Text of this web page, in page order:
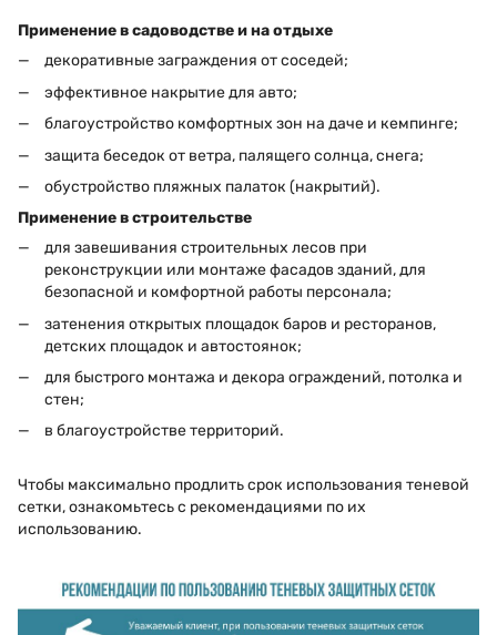
Применение в садоводстве и на отдыхе
декоративные заграждения от соседей;
эффективное накрытие для авто;
благоустройство комфортных зон на даче и кемпинге;
защита беседок от ветра, палящего солнца, снега;
обустройство пляжных палаток (накрытий).
Применение в строительстве
для завешивания строительных лесов при
реконструкции или монтаже фасадов зданий, для
безопасной и комфортной работы персонала;
затенения открытых площадок баров и ресторанов,
детских площадок и автостоянок;
для быстрого монтажа и декора ограждений, потолка и
стен;
в благоустройстве территорий.
Чтобы максимально продлить срок использования теневой
сетки, ознакомьтесь с рекомендациями по их
использованию.